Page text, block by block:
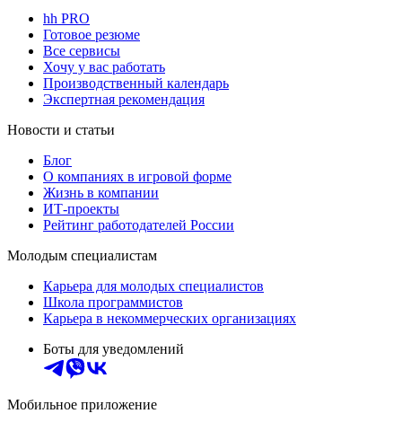
hh PRO
Готовое резюме
Все сервисы
Хочу у вас работать
Производственный календарь
Экспертная рекомендация
Новости и статьи
Блог
О компаниях в игровой форме
Жизнь в компании
ИТ-проекты
Рейтинг работодателей России
Молодым специалистам
Карьера для молодых специалистов
Школа программистов
Карьера в некоммерческих организациях
Боты для уведомлений
Мобильное приложение